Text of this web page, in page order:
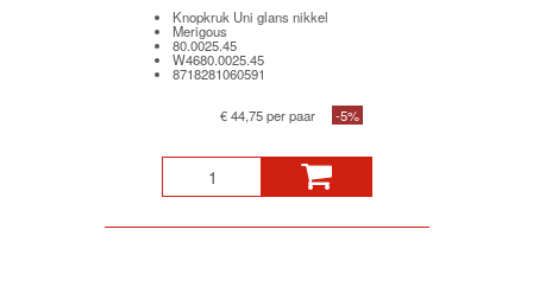
Knopkruk Uni glans nikkel
Merigous
80.0025.45
W4680.0025.45
8718281060591
€ 44,75 per paar -5%